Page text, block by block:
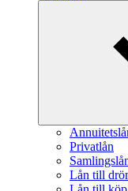
Privatlån
Lån till